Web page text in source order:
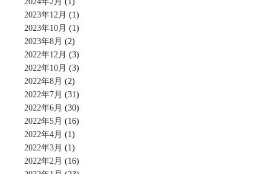
2023年12月 (1)
2023年10月 (1)
2023年8月 (2)
2022年12月 (3)
2022年10月 (3)
2022年8月 (2)
2022年7月 (31)
2022年6月 (30)
2022年5月 (16)
2022年4月 (1)
2022年3月 (1)
2022年2月 (16)